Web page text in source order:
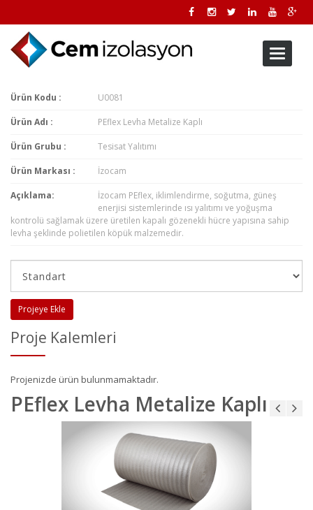
Toggle
Ürün Kodu : U0081
Ürün Adı : PEflex Levha Metalize Kaplı
Ürün Grubu : Tesisat Yalıtımı
Ürün Markası : İzocam
Açıklama:
İzocam PEflex, iklimlendirme, soğutma, güneş
enerjisi sistemlerinde ısı yalıtımı ve yoğuşma
kontrolü sağlamak üzere üretilen kapalı gözenekli hücre yapısına sahip
levha şeklinde polietilen köpük malzemedir.
Projeye Ekle
Proje Kalemleri
Projenizde ürün bulunmamaktadır.
PEflex Levha Metalize Kaplı